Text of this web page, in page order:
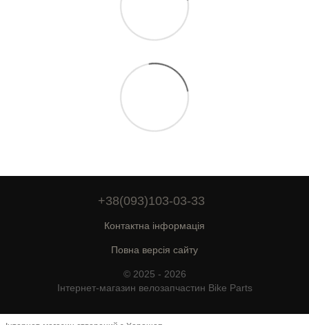
+38(093)103-03-33
Контактна інформація
Повна версія сайту
© 2025 - 2026
Інтернет-магазин велозапчастин Bike Parts